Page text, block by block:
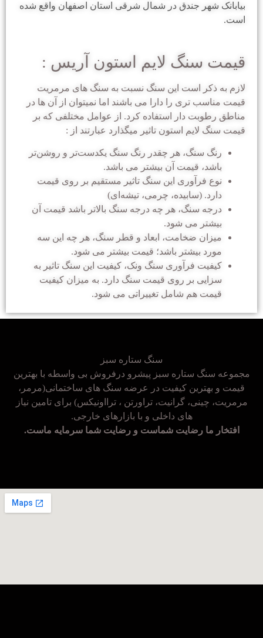
بیابانک شهر جندق در شمال شرقی استان اصفهان واقع شده
است.
قیمت سنگ لایم استون آریس :
لازم به ذکر است این سنگ نسبت به سنگ های مرمریت
قیمت مناسب تری را دارا می باشند اما نمیتوان از آن ها در
مناطق رطوبت دار استفاده کرد. از عوامل مختلفی که بر
قیمت سنگ لایم استون تاثیر میگذارد عبارتند از :
رنگ سنگ، هر چقدر رنگ سنگ یکدست‌تر و روشن‌تر
باشد، قیمت آن بیشتر می باشد.
نوع فرآوری این سنگ تاثیر مستقیم بر روی قیمت
دارد. (سابیده، چرمی، تیشه‌ای)
درجه سنگ، هر چه درجه سنگ بالاتر باشد قیمت آن
بیشتر می شود.
میزان ضخامت، ابعاد و قطر سنگ، هر چه این سه
مورد بیشتر باشد؛ قیمت بیشتر می شود.
کیفیت فرآوری سنگ ونک، کیفیت این سنگ تاثیر به
سزایی بر روی قیمت سنگ دارد. به میزان کیفیت
قیمت هم شامل تغییراتی می شود.
سنگ ستاره سبز
مجموعه سنگ ستاره سبز پیشرو درفروش بی واسطه با بهترین
قیمت و بهترین کیفیت در عرضه سنگ های ساختمانی(مرمر،
مرمریت، چینی، گرانیت، تراورتن ، ترااونیکس) برای تامین نیاز
های داخلی و با بازارهای خارجی.
افتخار ما رضایت شماست و رضایت شما سرمایه ماست.